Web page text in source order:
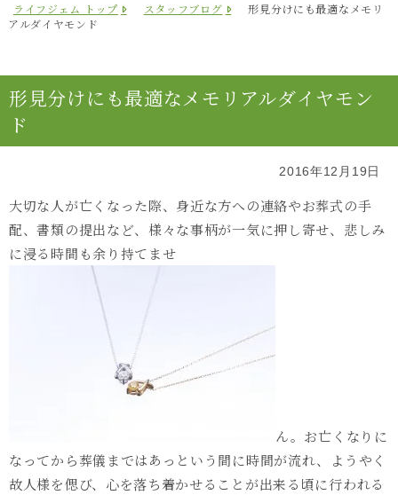
ライフジェム トップ スタッフブログ
形見分けにも最適なメモリ
アルダイヤモンド
形見分けにも最適なメモリアルダイヤモン
ド
2016年12月19日
大切な人が亡くなった際、身近な方への連絡やお葬式の手
配、書類の提出など、様々な事柄が一気に押し寄せ、悲しみ
に浸る時間も余り持てませ
ん。お亡くなりに
なってから葬儀まではあっという間に時間が流れ、ようやく
故人様を偲び、心を落ち着かせることが出来る頃に行われる